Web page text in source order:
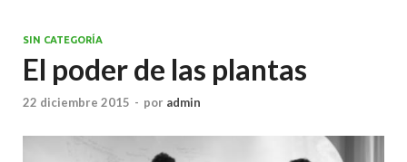
SIN CATEGORÍA
El poder de las plantas
22 diciembre 2015 - por admin